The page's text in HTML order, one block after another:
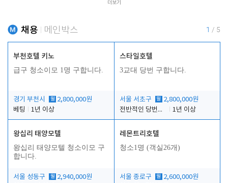
더보기
채용 메인박스 1 / 5
부천호텔 키노
급구 청소이모 1명 구합니다.
경기 부천시 월 2,800,000원
베팅
1년 이상
스타일호텔
3교대 당번 구합니다.
서울 서초구 월 2,800,000원
전반적인 당번업무
1년 이상
왕십리 태양모텔
왕십리 태양모텔 청소이모 구
합니다.
서울 성동구 월 2,940,000원
레몬트리호텔
청소1명 (객실26개)
서울 종로구 월 2,600,000원